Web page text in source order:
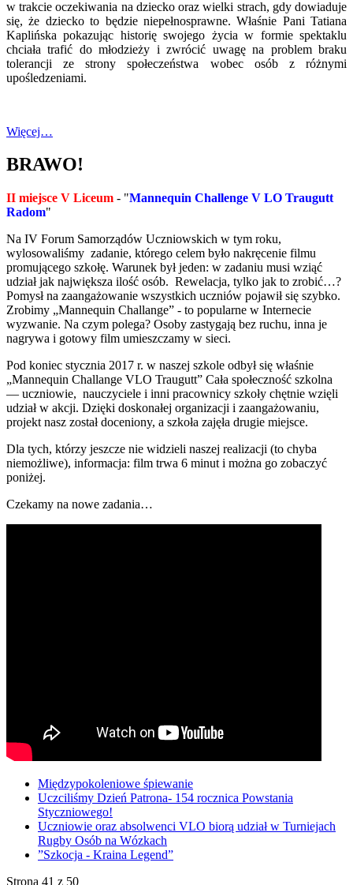
w trakcie oczekiwania na dziecko oraz wielki strach, gdy dowiaduje
się, że dziecko to będzie niepełnosprawne. Właśnie Pani Tatiana
Kaplińska pokazując historię swojego życia w formie spektaklu
chciała trafić do młodzieży i zwrócić uwagę na problem braku
tolerancji ze strony społeczeństwa wobec osób z różnymi
upośledzeniami.
Więcej…
BRAWO!
II miejsce V Liceum - "Mannequin Challenge V LO Traugutt
Radom"
Na IV Forum Samorządów Uczniowskich w tym roku,
wylosowaliśmy zadanie, którego celem było nakręcenie filmu
promującego szkołę. Warunek był jeden: w zadaniu musi wziąć
udział jak największa ilość osób. Rewelacja, tylko jak to zrobić…?
Pomysł na zaangażowanie wszystkich uczniów pojawił się szybko.
Zrobimy „Mannequin Challange” - to popularne w Internecie
wyzwanie. Na czym polega? Osoby zastygają bez ruchu, inna je
nagrywa i gotowy film umieszczamy w sieci.
Pod koniec stycznia 2017 r. w naszej szkole odbył się właśnie
„Mannequin Challange VLO Traugutt” Cała społeczność szkolna
— uczniowie, nauczyciele i inni pracownicy szkoły chętnie wzięli
udział w akcji. Dzięki doskonałej organizacji i zaangażowaniu,
projekt nasz został doceniony, a szkoła zajęła drugie miejsce.
Dla tych, którzy jeszcze nie widzieli naszej realizacji (to chyba
niemożliwe), informacja: film trwa 6 minut i można go zobaczyć
poniżej.
Czekamy na nowe zadania…
Międzypokoleniowe śpiewanie
Uczciliśmy Dzień Patrona- 154 rocznica Powstania
Styczniowego!
Uczniowie oraz absolwenci VLO biorą udział w Turniejach
Rugby Osób na Wózkach
”Szkocja - Kraina Legend”
Strona 41 z 50